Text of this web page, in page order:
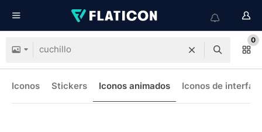
0
Iconos Stickers Iconos animados Iconos de interfaz